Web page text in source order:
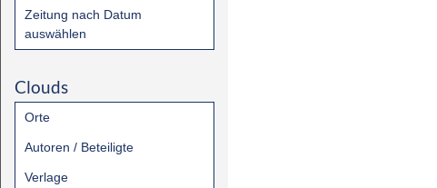
Zeitung nach Datum
auswählen
Clouds
Orte
Autoren / Beteiligte
Verlage